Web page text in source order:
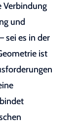
Verbindung
und
sei es in der
ist